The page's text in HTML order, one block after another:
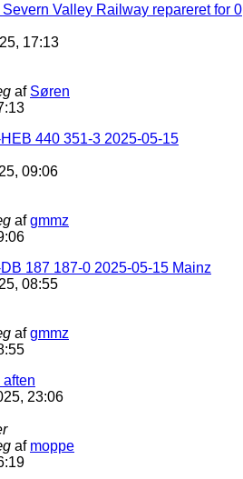
Valley Railway repareret for 0
17:13
af Søren
440 351-3 2025-05-15
09:06
afgmmz
187 187-0 2025-05-15 Mainz
08:55
afgmmz
aften
23:06
af moppe